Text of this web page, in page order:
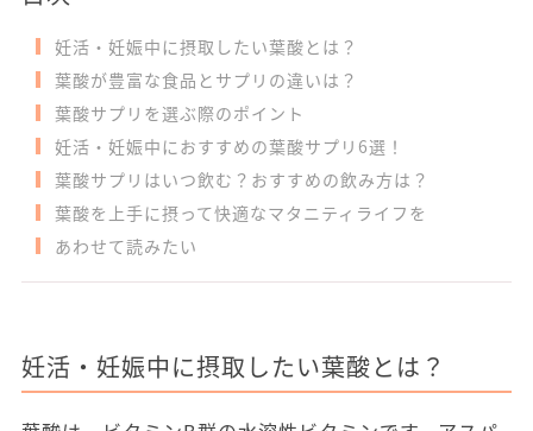
妊活・妊娠中に摂取したい葉酸とは？
葉酸が豊富な食品とサプリの違いは？
葉酸サプリを選ぶ際のポイント
妊活・妊娠中におすすめの葉酸サプリ6選！
葉酸サプリはいつ飲む？おすすめの飲み方は？
葉酸を上手に摂って快適なマタニティライフを
あわせて読みたい
妊活・妊娠中に摂取したい葉酸とは？